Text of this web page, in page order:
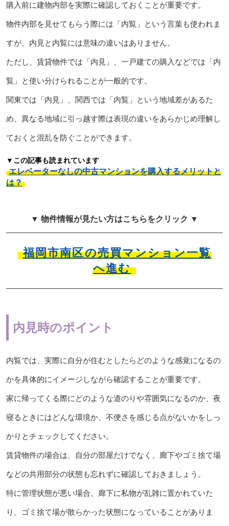
購入前に建物内部を実際に確認しておくことが重要です。
物件内部を見せてもらう際には「内覧」という言葉も使われま
すが、内見と内覧には意味の違いはありません。
ただし、賃貸物件では「内見」、一戸建ての購入などでは「内
覧」と使い分けられることが一般的です。
関東では「内見」、関西では「内覧」という地域差があるた
め、異なる地域に引っ越す際は表現の違いをあらかじめ理解し
ておくと混乱を防ぐことができます。
▼この記事も読まれています
エレベーターなしの中古マンションを購入するメリットと
は？
▼ 物件情報が見たい方はこちらをクリック ▼
福岡市南区の売買マンション一覧
へ進む
内見時のポイント
内覧では、実際に自分が住むとしたらどのような感覚になるの
かを具体的にイメージしながら確認することが重要です。
家に帰ってくる際にどのような道のりや雰囲気になるのか、夜
寝るときにはどんな環境か、不便さを感じる点がないかをしっ
かりとチェックしてください。
賃貸物件の場合は、自分の部屋だけでなく、廊下やゴミ捨て場
などの共用部分の状態も忘れずに確認しておきましょう。
特に管理状態が悪い場合、廊下に私物が乱雑に置かれていた
り、ゴミ捨て場が散らかった状態になっていることがありま